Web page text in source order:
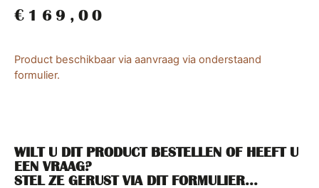
€ 169,00
Product beschikbaar via aanvraag via onderstaand
formulier.
WILT U DIT PRODUCT BESTELLEN OF HEEFT U
EEN VRAAG?
STEL ZE GERUST VIA DIT FORMULIER...